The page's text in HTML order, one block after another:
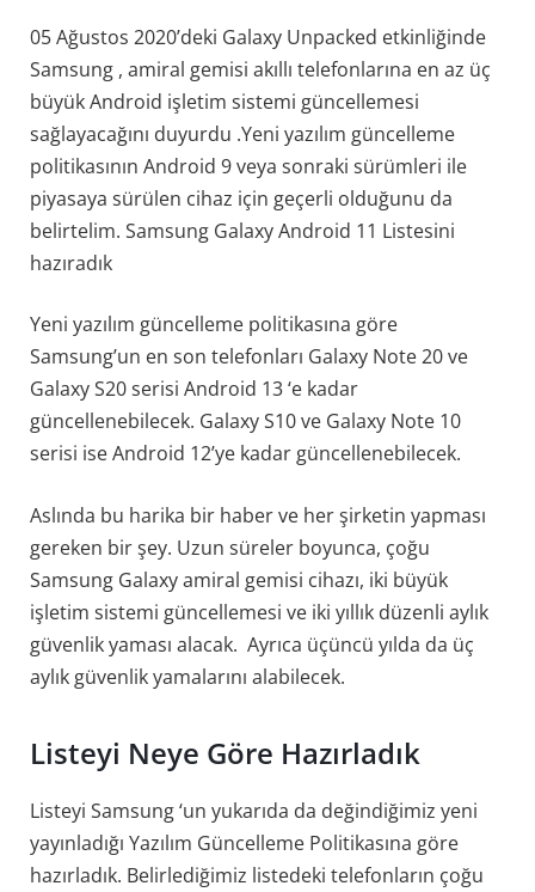
05 Ağustos 2020’deki Galaxy Unpacked etkinliğinde
Samsung , amiral gemisi akıllı telefonlarına en az üç
büyük Android işletim sistemi güncellemesi
sağlayacağını duyurdu .Yeni yazılım güncelleme
politikasının Android 9 veya sonraki sürümleri ile
piyasaya sürülen cihaz için geçerli olduğunu da
belirtelim. Samsung Galaxy Android 11 Listesini
hazıradık
Yeni yazılım güncelleme politikasına göre
Samsung’un en son telefonları Galaxy Note 20 ve
Galaxy S20 serisi Android 13 ‘e kadar
güncellenebilecek. Galaxy S10 ve Galaxy Note 10
serisi ise Android 12’ye kadar güncellenebilecek.
Aslında bu harika bir haber ve her şirketin yapması
gereken bir şey. Uzun süreler boyunca, çoğu
Samsung Galaxy amiral gemisi cihazı, iki büyük
işletim sistemi güncellemesi ve iki yıllık düzenli aylık
güvenlik yaması alacak. Ayrıca üçüncü yılda da üç
aylık güvenlik yamalarını alabilecek.
Listeyi Neye Göre Hazırladık
Listeyi Samsung ‘un yukarıda da değindiğimiz yeni
yayınladığı Yazılım Güncelleme Politikasına göre
hazırladık. Belirlediğimiz listedeki telefonların çoğu